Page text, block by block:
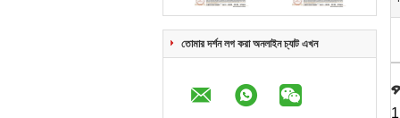
তোমার দর্শন লগ করা অনলাইন চ্যাট এখন